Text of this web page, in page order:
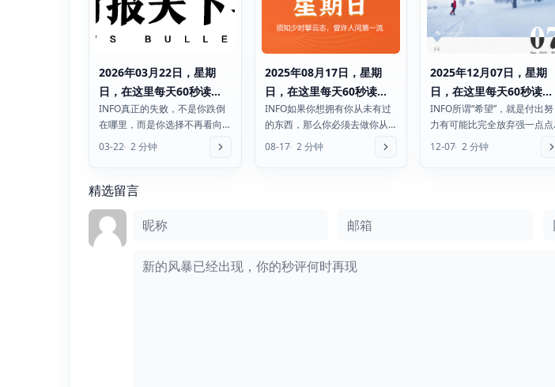
2026年03月22日，星期
日，在这里每天60秒读懂
世界！
INFO真正的失败，不是你跌倒
在哪里，而是你选择不再看向
那个要去的方向。我国森林面
积达 36.14 亿亩，...
03-22 2 分钟
2025年08月17日，星期
日，在这里每天60秒读懂
世界！
INFO如果你想拥有你从未有过
的东西，那么你必须去做你从
未做过的事情2025暑期档电影
总票房已突破96亿，...
08-17 2 分钟
2025年12月07日，星期
日，在这里每天60秒读懂
世界！
INFO所谓“希望”，就是付出努
力有可能比完全放弃强一点点
机构数据：去年北上广深等一
线城市餐厅闭店率为 3...
12-07 2 分钟
精选留言
昵称
邮箱
评论框